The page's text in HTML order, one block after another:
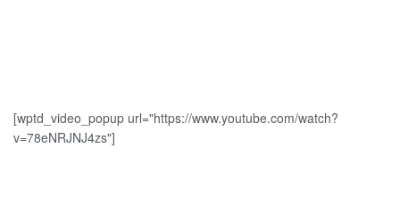
[wptd_video_popup url="https://www.youtube.com/watch?
v=78eNRJNJ4zs"]